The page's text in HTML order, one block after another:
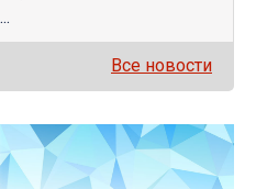
Все новости